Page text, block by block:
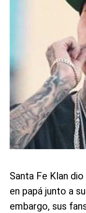
Santa Fe Klan
en papá junto a
embargo, sus